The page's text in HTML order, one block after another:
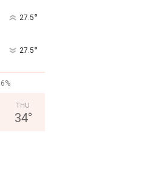
27.5°
27.5°
6%
THU
34°